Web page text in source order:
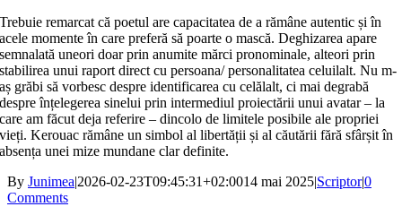
Trebuie remarcat că poetul are capacitatea de a rămâne autentic și în
acele momente în care preferă să poarte o mască. Deghizarea apare
semnalată uneori doar prin anumite mărci pronominale, alteori prin
stabilirea unui raport direct cu persoana/ personalitatea celuilalt. Nu m-
aș grăbi să vorbesc despre identificarea cu celălalt, ci mai degrabă
despre înțelegerea sinelui prin intermediul proiectării unui avatar – la
care am făcut deja referire – dincolo de limitele posibile ale propriei
vieți. Kerouac rămâne un simbol al libertății și al căutării fără sfârșit în
absența unei mize mundane clar definite.
By Junimea|2026-02-23T09:45:31+02:0014 mai 2025|Scriptor|0
Comments